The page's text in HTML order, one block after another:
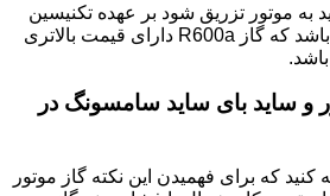
به موتور تزریق شود بر عهده تکنیسین
می باشد.لازم به ذکر می باشد که گاز R600a دارای قیمت بالاتری
و ساید بای ساید سامسونگ در
که برای فهمیدن این نکته گاز موتور